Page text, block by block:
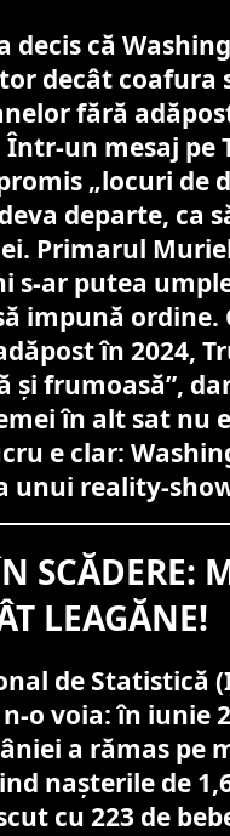
decis că
decât coafura
fără
un mesaj pe
„locuri de
departe, ca
Primarul
s-ar putea
impună ordine.
în 2024,
și frumoasă”,
în alt sat nu
e clar:
unui reality-
SCĂDERE:
LEAGĂNE!
de Statistică
o voia: în iunie
a rămas pe
nașterile de
cu 223 de